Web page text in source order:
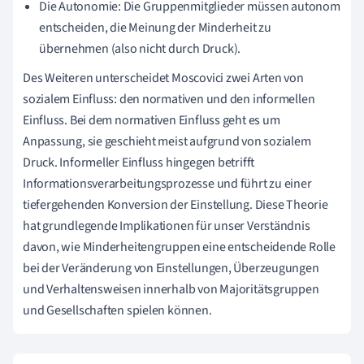
Die Autonomie: Die Gruppenmitglieder müssen autonom
entscheiden, die Meinung der Minderheit zu
übernehmen (also nicht durch Druck).
Des Weiteren unterscheidet Moscovici zwei Arten von
sozialem Einfluss: den normativen und den informellen
Einfluss. Bei dem normativen Einfluss geht es um
Anpassung, sie geschieht meist aufgrund von sozialem
Druck. Informeller Einfluss hingegen betrifft
Informationsverarbeitungsprozesse und führt zu einer
tiefergehenden Konversion der Einstellung. Diese Theorie
hat grundlegende Implikationen für unser Verständnis
davon, wie Minderheitengruppen eine entscheidende Rolle
bei der Veränderung von Einstellungen, Überzeugungen
und Verhaltensweisen innerhalb von Majoritätsgruppen
und Gesellschaften spielen können.